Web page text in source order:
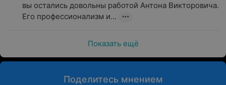
вы остались довольны работой Антона Викторовича.
Его профессионализм и...
Показать ещё
Поделитесь мнением